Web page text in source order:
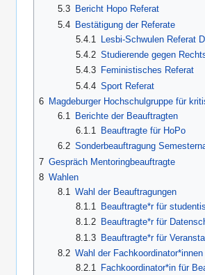
5.3
Bericht Hopo Referat
5.4 Bestätigung der Referate
5.4.1
Lesbi-Schwulen Referat
5.4.2 Studierende gegen
5.4.3 Feministisches Referat
5.4.4 Sport Referat
6 Magdeburger Hochschulgruppe für
6.1
Berichte der Beauftragten
6.1.1
Beauftragte für HoPo
6.2 Sonderbeauftragung
7 Gespräch Mentoringbeauftragte
8 Wahlen
8.1
Wahl der Beauftragungen
8.1.1
Beauftragte*r für
8.1.2 Beauftragte*r für
8.1.3 Beauftragte*r für
8.2 Wahl der Fachkoordinator*innen
8.2.1
Fachkoordinator*in für